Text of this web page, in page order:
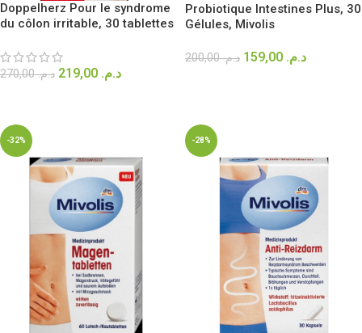
Doppelherz Pour le syndrome
du côlon irritable, 30 tablettes
د.م.270,00 د.م.
Probiotique Intestines Plus, 30
Gélules, Mivolis
د.م.200,00 د.م.
-32% -28%